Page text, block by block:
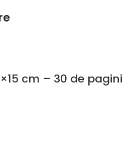
cm – 30 de pagini